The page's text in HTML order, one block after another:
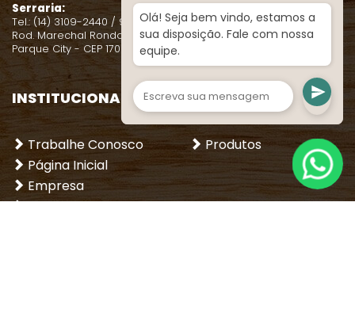
Serraria:
Tel.: (14) 3109-2440 / 99131-0635
Rod. Marechal Rondon, Km 345
Parque City - CEP 17021-080
INSTITUCIONAL
Trabalhe Conosco
Página Inicial
Empresa
Dicas
LOJA
Produtos
Olá! Seja bem vindo, estamos a
sua disposição. Fale com nossa
equipe.